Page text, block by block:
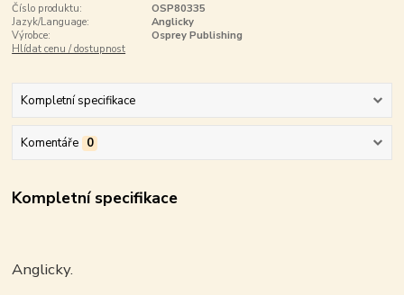
Číslo produktu:
OSP80335
Jazyk/Language:
Anglicky
Výrobce:
Osprey Publishing
Hlídat cenu / dostupnost
Kompletní specifikace
Komentáře 0
Kompletní specifikace
Anglicky.